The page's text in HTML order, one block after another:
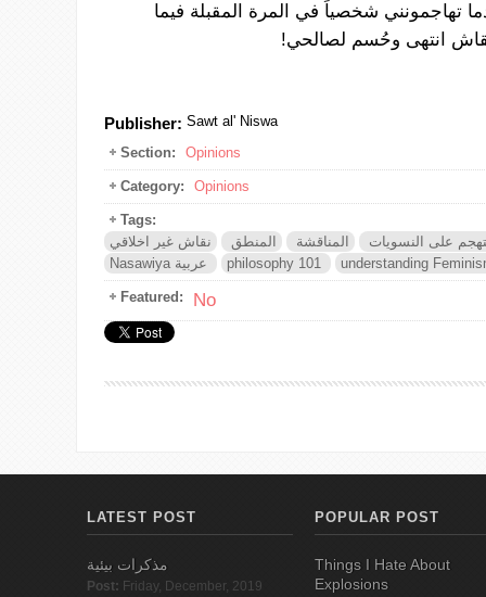
تهاجمونني شخصياً في المرة المقبلة فيما
انتهى وحُسم لصالحي!
Publisher: Sawt al' Niswa
Section:
Opinions
Category: Opinions
Tags:
على النسويات
المناقشة المنطق
نقاش غير اخلاقي
Nasawiya عربية
philosophy 101 understanding
Featured: No
LATEST POST
مذكرات بيئية
Post: Friday, December, 2019
POPULAR POST
Things I Hate About
Explosions